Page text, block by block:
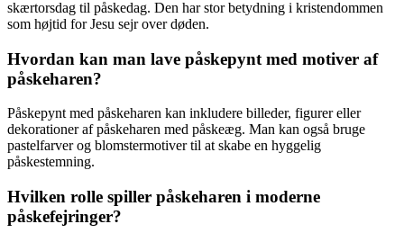
skærtorsdag til påskedag. Den har stor betydning i kristendommen
som højtid for Jesu sejr over døden.
Hvordan kan man lave påskepynt med motiver af
påskeharen?
Påskepynt med påskeharen kan inkludere billeder, figurer eller
dekorationer af påskeharen med påskeæg. Man kan også bruge
pastelfarver og blomstermotiver til at skabe en hyggelig
påskestemning.
Hvilken rolle spiller påskeharen i moderne
påskefejringer?